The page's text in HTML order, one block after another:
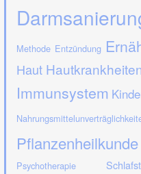
Methode Entzündung
Haut
Immunsystem
Pflanzenheilkunde
Psychotherapie